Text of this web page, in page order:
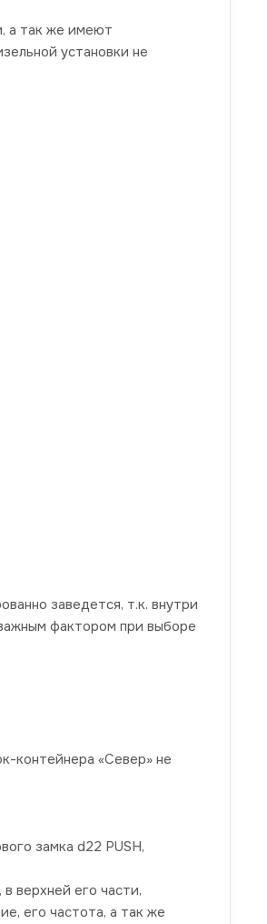
а так же имеют
установки не
заведется, т.к. внутри
фактором при выборе
контейнера «Север» не
замка d22 PUSH,
верхней его части,
его частота, а так же